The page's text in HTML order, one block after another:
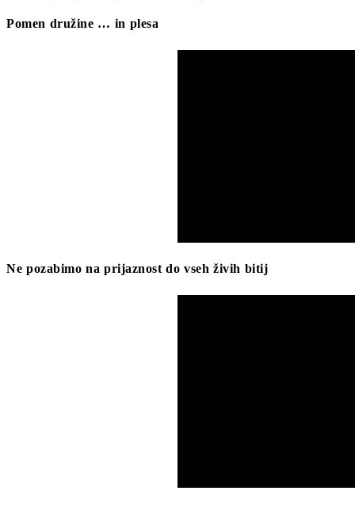
Pomen družine … in plesa
Ne pozabimo na prijaznost do vseh živih bitij